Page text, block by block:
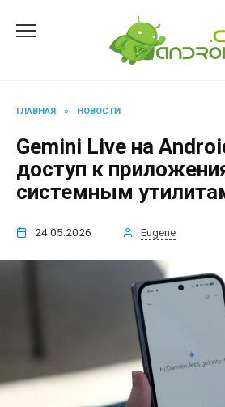
ГЛАВНАЯ » НОВОСТИ
Gemini Live на
доступ к
системным
24.05.2026 Eugene